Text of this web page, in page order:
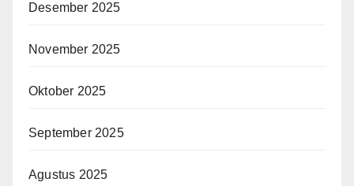
Desember 2025
November 2025
Oktober 2025
September 2025
Agustus 2025